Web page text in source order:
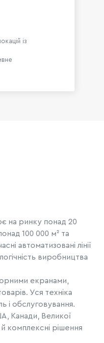
із
на ринку понад 20
100 000 м² та
автоматизовані лінії
виробництва
екранами,
Уся техніка
і обслуговування.
Канади, Великої
комплексні рішення